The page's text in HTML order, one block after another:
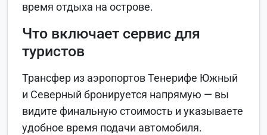
время отдыха на острове.
Что включает сервис для
туристов
Трансфер из аэропортов Тенерифе Южный
и Северный бронируется напрямую — вы
видите финальную стоимость и указываете
удобное время подачи автомобиля.